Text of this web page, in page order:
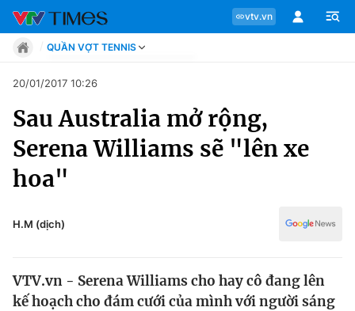
vtv.vn
Chuyên mục
Tin tức
Chân dung
QUẦN VỢT TENNIS
Move
Phong cách
Sự kiện
Bóng đá
20/01/2017 10:26
Sau Australia mở rộng,
Serena Williams sẽ "lên xe
hoa"
H.M (dịch)
VTV.vn - Serena Williams cho hay cô đang lên
kế hoạch cho đám cưới của mình với người sáng